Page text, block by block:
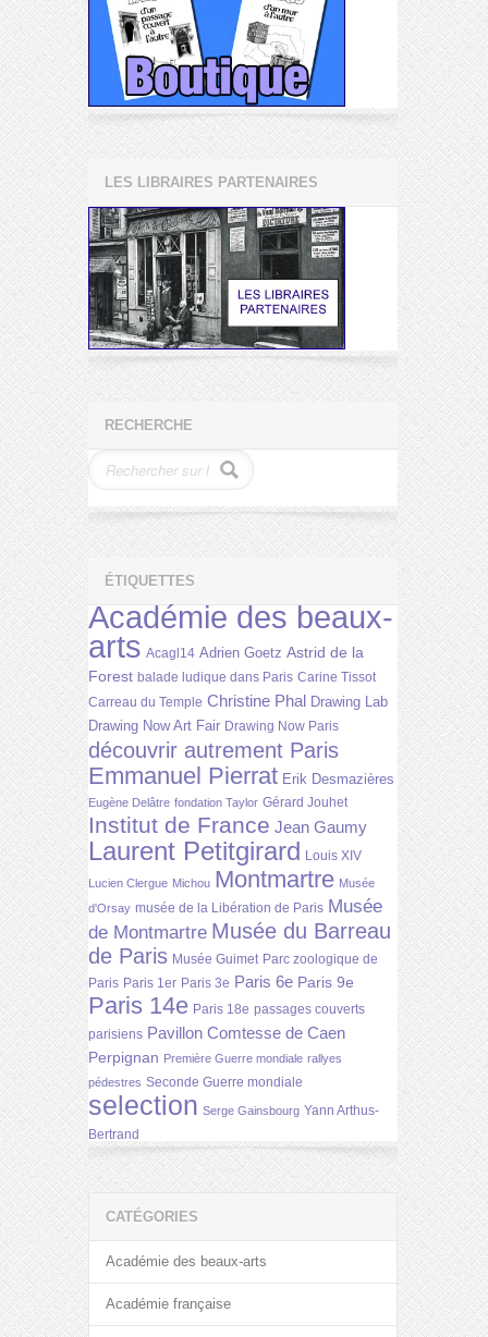
LES LIBRAIRES PARTENAIRES
RECHERCHE
ÉTIQUETTES
Académie des beaux-
arts Acagl14 Adrien Goetz Astrid de la
Forest balade ludique dans Paris Carine Tissot
Carreau du Temple Christine Phal Drawing Lab
Drawing Now Art Fair Drawing Now Paris
découvrir autrement Paris
Emmanuel Pierrat Erik Desmazières
Eugène Delâtre fondation Taylor Gérard Jouhet
Institut de France Jean Gaumy
Laurent Petitgirard Louis XIV
Lucien Clergue Michou Montmartre Musée
d'Orsay musée de la Libération de Paris Musée
de Montmartre Musée du Barreau
de Paris Musée Guimet Parc zoologique de
Paris Paris 1er Paris 3e Paris 6e Paris 9e
Paris 14e Paris 18e passages couverts
parisiens Pavillon Comtesse de Caen
Perpignan Première Guerre mondiale rallyes
pédestres Seconde Guerre mondiale
selection Serge Gainsbourg Yann Arthus-
Bertrand
CATÉGORIES
Académie des beaux-arts
Académie française